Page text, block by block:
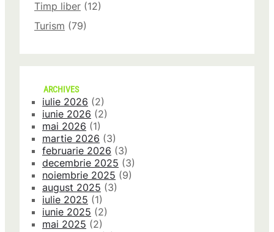
Timp liber (12)
Turism (79)
ARCHIVES
iulie 2026 (2)
iunie 2026 (2)
mai 2026 (1)
martie 2026 (3)
februarie 2026 (3)
decembrie 2025 (3)
noiembrie 2025 (9)
august 2025 (3)
iulie 2025 (1)
iunie 2025 (2)
mai 2025 (2)